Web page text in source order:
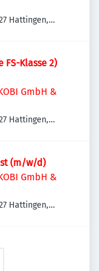
Hattingen,
Klasse 2)
GmbH &
Hattingen,
(m/w/d)
GmbH &
Hattingen,